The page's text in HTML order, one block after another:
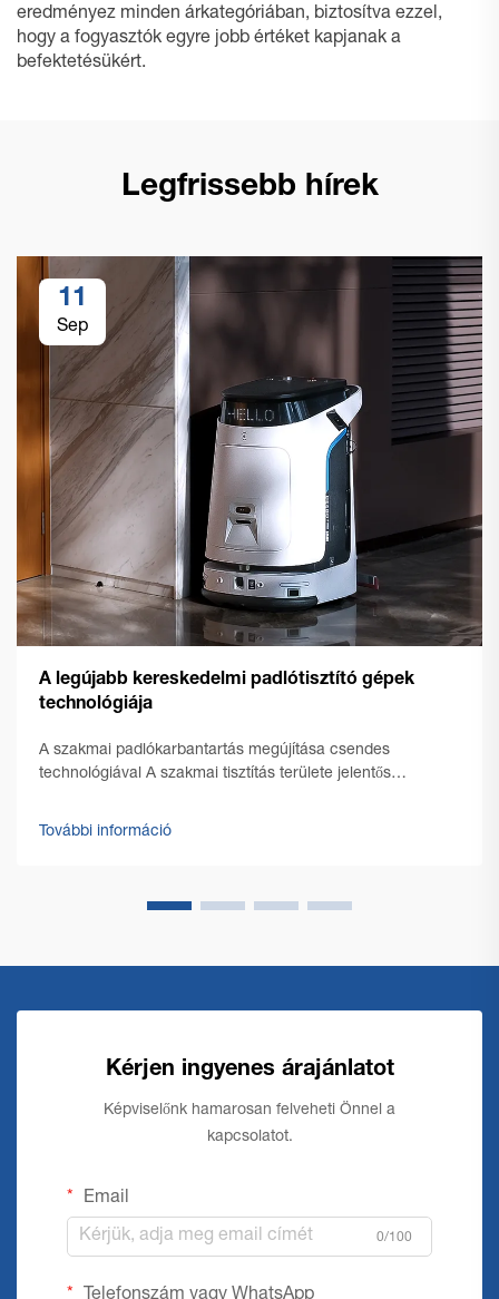
eredményez minden árkategóriában, biztosítva ezzel,
hogy a fogyasztók egyre jobb értéket kapjanak a
befektetésükért.
Legfrissebb hírek
11
Sep
A legújabb kereskedelmi padlótisztító gépek
technológiája
A szakmai padlókarbantartás megújítása csendes
technológiával A szakmai tisztítás területe jelentős
padlótisztító gépek megjelenésével. A létesítménykezelők
További információ
Kérjen ingyenes árajánlatot
Képviselőnk hamarosan felveheti Önnel a
kapcsolatot.
Email
0/100